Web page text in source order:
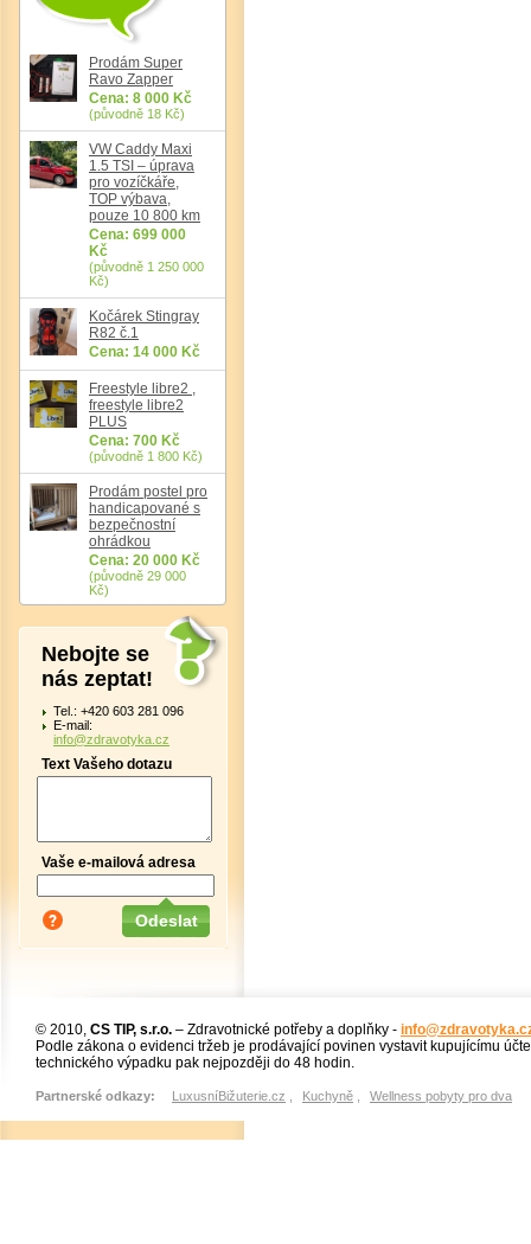
Prodám Super
Ravo Zapper
Cena: 8 000 Kč
(původně 18 Kč)
VW Caddy Maxi
1.5 TSI – úprava
pro vozíčkáře,
TOP výbava,
pouze 10 800 km
Cena: 699 000
Kč
(původně 1 250 000
Kč)
Kočárek Stingray
R82 č.1
Cena: 14 000 Kč
Freestyle libre2 ,
freestyle libre2
PLUS
Cena: 700 Kč
(původně 1 800 Kč)
Prodám postel pro
handicapované s
bezpečnostní
ohrádkou
Cena: 20 000 Kč
(původně 29 000
Kč)
Nebojte se
nás zeptat!
Tel.: +420 603 281 096
E-mail:
info@zdravotyka.cz
Text Vašeho dotazu
Vaše e-mailová adresa
© 2010, CS TIP, s.r.o. – Zdravotnické potřeby a doplňky -
Podle zákona o evidenci tržeb je prodávající povinen vystavit kupujícímu
technického výpadku pak nejpozději do 48 hodin.
Partnerské odkazy: LuxusníBižuterie.cz Kuchyně Wellness pobyty pro dva